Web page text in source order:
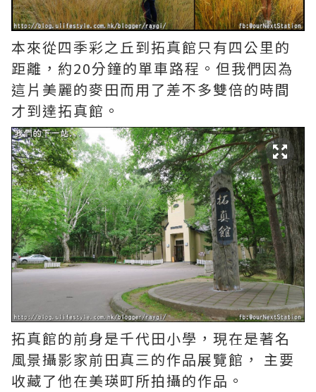
本來從四季彩之丘到拓真館只有四公里的
距離，約20分鐘的單車路程。但我們因為
這片美麗的麥田而用了差不多雙倍的時間
才到達拓真館。
拓真館的前身是千代田小學，現在是著名
風景攝影家前田真三的作品展覽館， 主要
收藏了他在美瑛町所拍攝的作品。